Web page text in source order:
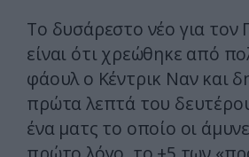
Το δυσάρεστο νέο για τον
είναι ότι χρεώθηκε από
φάουλ ο Κέντρικ Ναν και
πρώτα λεπτά του
ένα ματς το οποίο οι